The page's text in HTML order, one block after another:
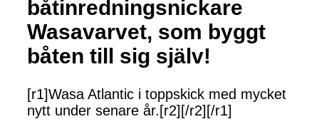
båtinredningsnickare
Wasavarvet, som byggt
båten till sig själv!
[r1]Wasa Atlantic i toppskick med mycket
nytt under senare år.[r2][/r2][/r1]